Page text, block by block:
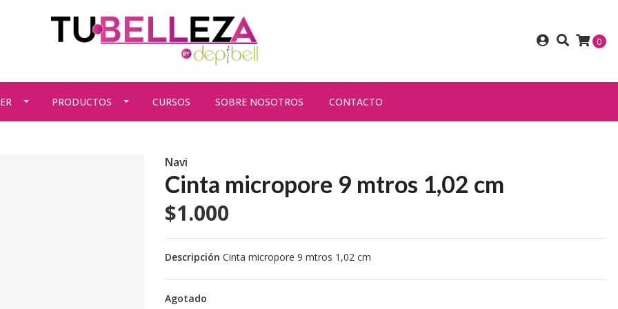
0
PRODUCTOS CURSOS SOBRE NOSOTROS CONTACTO
Navi
Cinta micropore 9 mtros 1,02 cm
$1.000
Descripción Cinta micropore 9 mtros 1,02 cm
Agotado